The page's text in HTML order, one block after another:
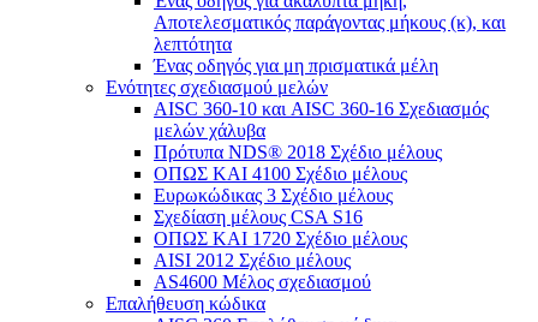
Αποτελεσματικός παράγοντας μήκους (κ), και
λεπτότητα
Ένας οδηγός για μη πρισματικά μέλη
Ενότητες σχεδιασμού μελών
AISC 360-10 και AISC 360-16 Σχεδιασμός
μελών χάλυβα
Πρότυπα NDS® 2018 Σχέδιο μέλους
ΟΠΩΣ ΚΑΙ 4100 Σχέδιο μέλους
Ευρωκώδικας 3 Σχέδιο μέλους
Σχεδίαση μέλους CSA S16
ΟΠΩΣ ΚΑΙ 1720 Σχέδιο μέλους
AISI 2012 Σχέδιο μέλους
AS4600 Μέλος σχεδιασμού
Επαλήθευση κώδικα